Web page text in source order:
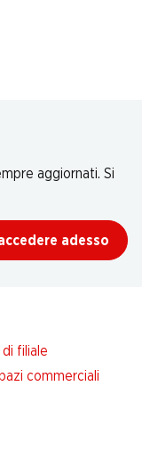
aggiornati. Si
adesso
di filiale
commerciali